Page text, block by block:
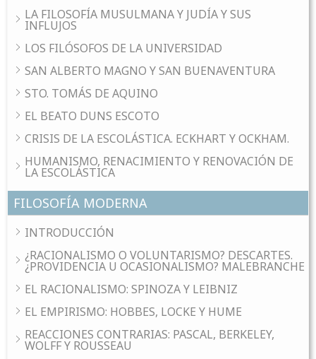
LA FILOSOFÍA MUSULMANA Y JUDÍA Y SUS
INFLUJOS
LOS FILÓSOFOS DE LA UNIVERSIDAD
SAN ALBERTO MAGNO Y SAN BUENAVENTURA
STO. TOMÁS DE AQUINO
EL BEATO DUNS ESCOTO
CRISIS DE LA ESCOLÁSTICA. ECKHART Y OCKHAM.
HUMANISMO, RENACIMIENTO Y RENOVACIÓN DE
LA ESCOLÁSTICA
FILOSOFÍA MODERNA
INTRODUCCIÓN
¿RACIONALISMO O VOLUNTARISMO? DESCARTES.
¿PROVIDENCIA U OCASIONALISMO? MALEBRANCHE
EL RACIONALISMO: SPINOZA Y LEIBNIZ
EL EMPIRISMO: HOBBES, LOCKE Y HUME
REACCIONES CONTRARIAS: PASCAL, BERKELEY,
WOLFF Y ROUSSEAU